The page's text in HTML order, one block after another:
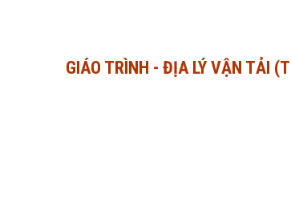
GIÁO TRÌNH - ĐỊA LÝ VẬN TẢI